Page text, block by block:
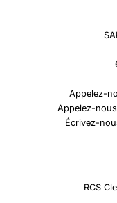
Appelez-
Appelez-
Écrivez-
RCS